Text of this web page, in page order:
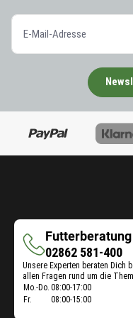
Futterberatung
Futterberatung
02862 581-400
Unsere Experten beraten Dich
allen Fragen rund um die
Öffnungszeiten
Futterberatung:
Mo.-Do. 08:00-17:00
Fr.
08:00-15:00